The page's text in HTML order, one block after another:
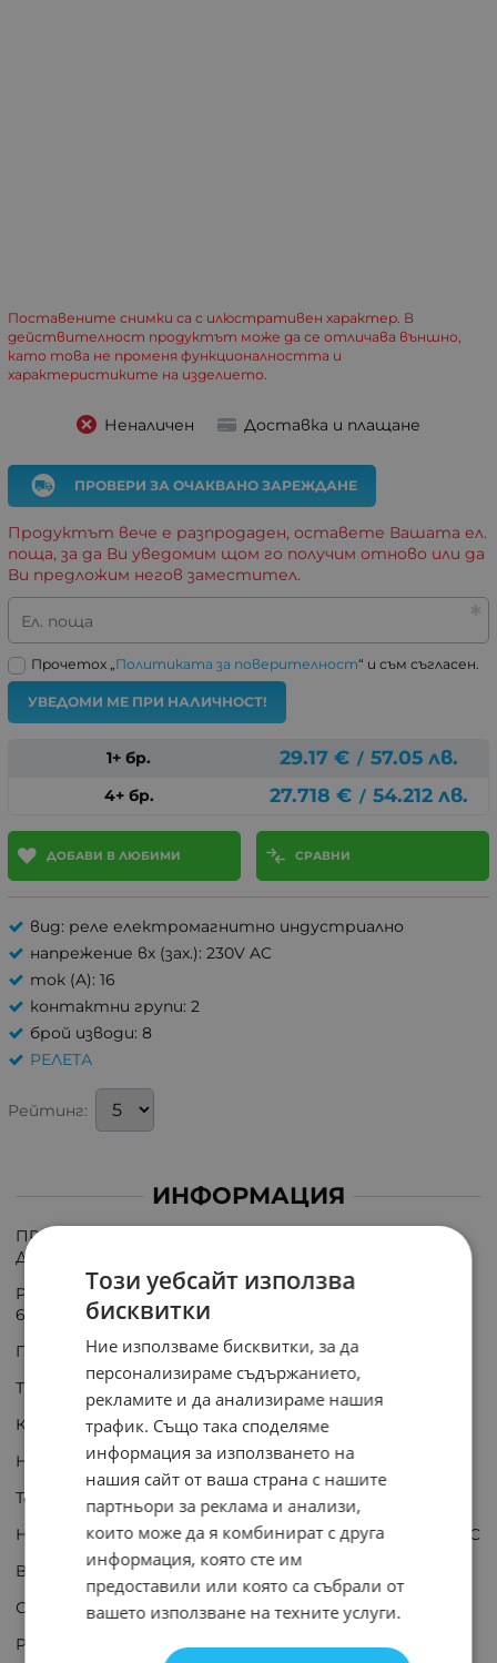
Поставените снимки са с илюстративен характер. В
действителност продуктът може да се отличава външно,
като това не променя функционалността и
характеристиките на изделието.
Неналичен Доставка и плащане
ПРОВЕРИ ЗА ОЧАКВАНО ЗАРЕЖДАНЕ
Продуктът вече е разпродаден, оставете Вашата ел.
поща, за да Ви уведомим щом го получим отново или да
Ви предложим негов заместител.
Ел. поща
Прочетох „ Политиката за поверителност“ и съм съгласен.
УВЕДОМИ МЕ ПРИ НАЛИЧНОСТ!
1+ бр. 29.17 € / 57.05 лв.
4+ бр. 27.718 € / 54.212 лв.
ДОБАВИ В ЛЮБИМИ СРАВНИ
вид: реле електромагнитно индустриално
напрежение вх (зах.): 230V AC
ток (A): 16
контактни групи: 2
брой изводи: 8
РЕЛЕТА
Рейтинг:
ИНФОРМАЦИЯ
ПРОДУКТЪТ СЕ ДОСТАВЯ В РАМКИТЕ НА 5 РАБОТНИ
ДНИ;
Реле електромагнитно индустриално
62.82.8.230.0040; 230VAC; 16A; DPDT
Производител: FINDER
Тип реле: електромагнитно
Конф. на контактите: DPDT
Номинално напрежение на бобината: 230V AC
Ток през контактите макс.: 16A
Напрежение на комутация: мин. 250V AC, макс. 400V AC
Версия реле: промишлено
Серия релета: 62.82
Работна температура: -40...70°C
Този уебсайт използва
бисквитки
Ние използваме бисквитки, за да
персонализираме съдържанието,
рекламите и да анализираме нашия
трафик. Също така споделяме
информация за използването на
нашия сайт от ваша страна с нашите
партньори за реклама и анализи,
които може да я комбинират с друга
информация, която сте им
предоставили или която са събрали от
вашето използване на техните услуги.